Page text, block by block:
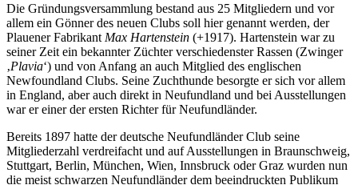
Die Gründungsversammlung bestand aus 25 Mitgliedern und vor
allem ein Gönner des neuen Clubs soll hier genannt werden, der
Plauener Fabrikant Max Hartenstein (+1917). Hartenstein war zu
seiner Zeit ein bekannter Züchter verschiedenster Rassen (Zwinger
‚Plavia‘) und von Anfang an auch Mitglied des englischen
Newfoundland Clubs. Seine Zuchthunde besorgte er sich vor allem
in England, aber auch direkt in Neufundland und bei Ausstellungen
war er einer der ersten Richter für Neufundländer.
Bereits 1897 hatte der deutsche Neufundländer Club seine
Mitgliederzahl verdreifacht und auf Ausstellungen in Braunschweig,
Stuttgart, Berlin, München, Wien, Innsbruck oder Graz wurden nun
die meist schwarzen Neufundländer dem beeindruckten Publikum